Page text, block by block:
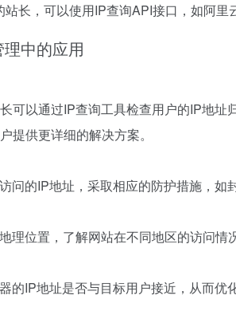
长，可以使用IP查询API接口，如阿里
中的应用
可以通过IP查询工具检查用户的IP地
提供更详细的解决方案。
问的IP地址，采取相应的防护措施，如
理位置，了解网站在不同地区的访问情
的IP地址是否与目标用户接近，从而优